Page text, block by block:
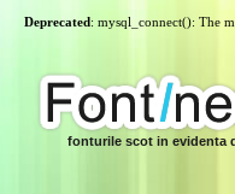
Deprecated: mysql_connect(): The
fonturile scot in evidenta